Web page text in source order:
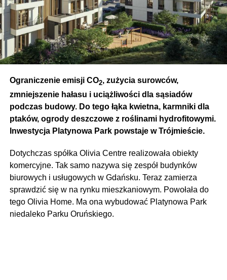
Ograniczenie emisji CO2, zużycia surowców,
zmniejszenie hałasu i uciążliwości dla sąsiadów
podczas budowy. Do tego łąka kwietna, karmniki dla
ptaków, ogrody deszczowe z roślinami hydrofitowymi.
Inwestycja Platynowa Park powstaje w Trójmieście.
Dotychczas spółka Olivia Centre realizowała obiekty
komercyjne. Tak samo nazywa się zespół budynków
biurowych i usługowych w Gdańsku. Teraz zamierza
sprawdzić się w na rynku mieszkaniowym. Powołała do
tego Olivia Home. Ma ona wybudować Platynowa Park
niedaleko Parku Oruńskiego.